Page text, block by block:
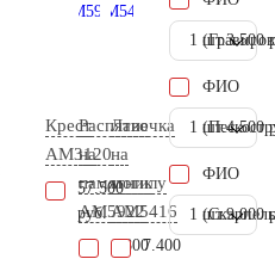
Крест
AM3120
57.500
руб.
Распятие
на
памятник
AM5922
1.800
Лавочка
на
могилу
AM5416
7.400
1 шт.3.500
ФИО
1 шт.4.500
ФИО
1 шт.9.000